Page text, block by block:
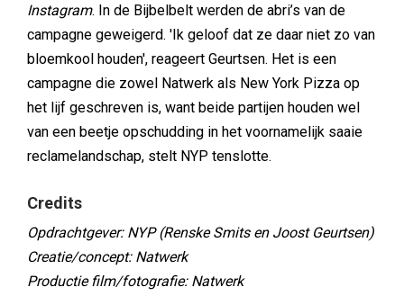
Instagram. In de Bijbelbelt werden de abri’s van de
campagne geweigerd. 'Ik geloof dat ze daar niet zo van
bloemkool houden', reageert Geurtsen. Het is een
campagne die zowel Natwerk als New York Pizza op
het lijf geschreven is, want beide partijen houden wel
van een beetje opschudding in het voornamelijk saaie
reclamelandschap, stelt NYP tenslotte.
Credits
Opdrachtgever: NYP (Renske Smits en Joost Geurtsen)
Creatie/concept: Natwerk
Productie film/fotografie: Natwerk